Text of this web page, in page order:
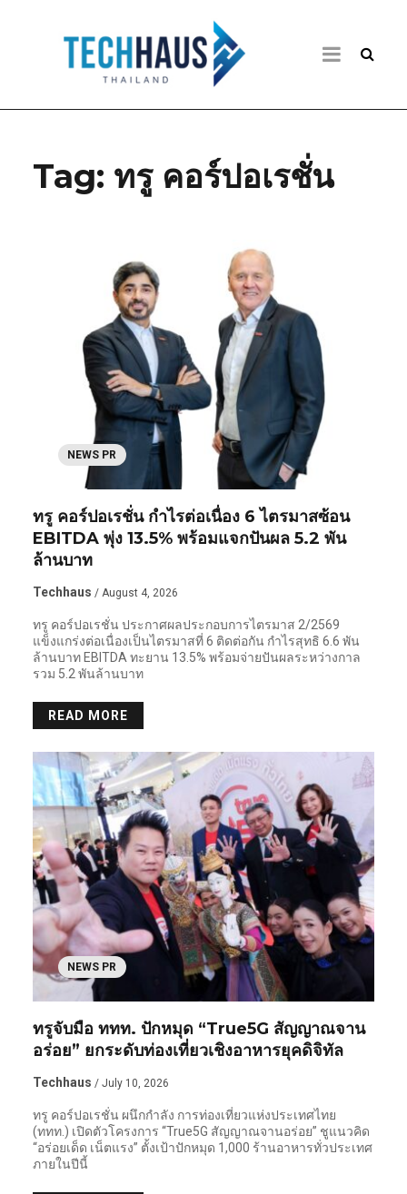
Tag: ทรู คอร์ปอเรชั่น
NEWS PR
ทรู คอร์ปอเรชั่น กำไรต่อเนื่อง 6 ไตรมาสซ้อน
EBITDA พุ่ง 13.5% พร้อมแจกปันผล 5.2 พัน
ล้านบาท
Techhaus / August 4, 2026
ทรู คอร์ปอเรชั่น ประกาศผลประกอบการไตรมาส 2/2569
แข็งแกร่งต่อเนื่องเป็นไตรมาสที่ 6 ติดต่อกัน กำไรสุทธิ 6.6 พัน
ล้านบาท EBITDA ทะยาน 13.5% พร้อมจ่ายปันผลระหว่างกาล
รวม 5.2 พันล้านบาท
READ MORE
NEWS PR
ทรูจับมือ ททท. ปักหมุด “True5G สัญญาณจาน
อร่อย” ยกระดับท่องเที่ยวเชิงอาหารยุคดิจิทัล
Techhaus / July 10, 2026
ทรู คอร์ปอเรชั่น ผนึกกำลัง การท่องเที่ยวแห่งประเทศไทย
(ททท.) เปิดตัวโครงการ “True5G สัญญาณจานอร่อย” ชูแนวคิด
“อร่อยเด็ด เน็ตแรง” ตั้งเป้าปักหมุด 1,000 ร้านอาหารทั่วประเทศ
ภายในปีนี้